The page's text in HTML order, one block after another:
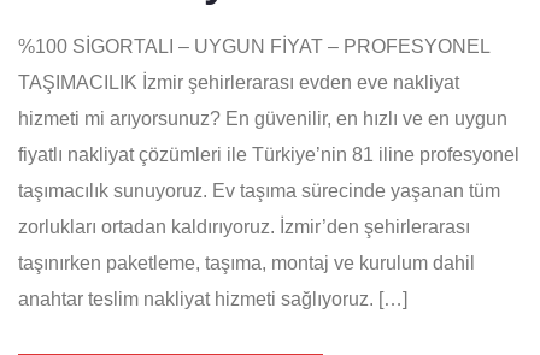
%100 SİGORTALI – UYGUN FİYAT – PROFESYONEL
TAŞIMACILIK İzmir şehirlerarası evden eve nakliyat
hizmeti mi arıyorsunuz? En güvenilir, en hızlı ve en uygun
fiyatlı nakliyat çözümleri ile Türkiye’nin 81 iline profesyonel
taşımacılık sunuyoruz. Ev taşıma sürecinde yaşanan tüm
zorlukları ortadan kaldırıyoruz. İzmir’den şehirlerarası
taşınırken paketleme, taşıma, montaj ve kurulum dahil
anahtar teslim nakliyat hizmeti sağlıyoruz. […]